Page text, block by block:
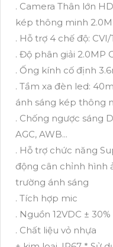
. Camera Thân lớn
kép thông minh
. Hỗ trợ 4 chế độ:
. Độ phân giải 2.0MP
. Ống kính cố định
. Tầm xa đèn led:
ánh sáng kép thông
. Chống ngược sáng
AGC, AWB...
. Hỗ trợ chức năng
động cân chỉnh hình
trường ánh sáng
. Tích hợp mic
. Nguồn 12VDC ± 30%
. Chất liệu vỏ nhựa